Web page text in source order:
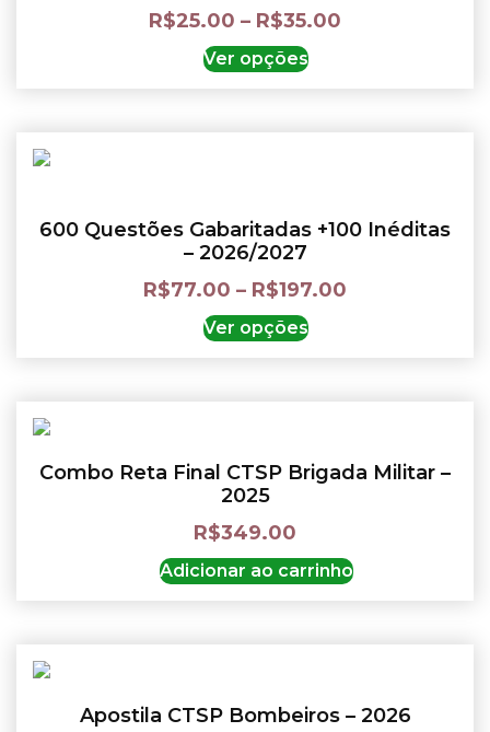
R$25.00 – R$35.00
Ver opções
600 Questões Gabaritadas +100 Inéditas
– 2026/2027
R$77.00 – R$197.00
Ver opções
Combo Reta Final CTSP Brigada Militar –
2025
R$349.00
Adicionar ao carrinho
Apostila CTSP Bombeiros – 2026